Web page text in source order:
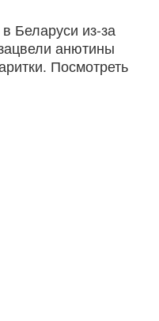
Беларуси из-за
анютины
Посмотреть